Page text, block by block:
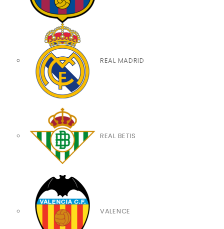
REAL MADRID
REAL BETIS
VALENCE